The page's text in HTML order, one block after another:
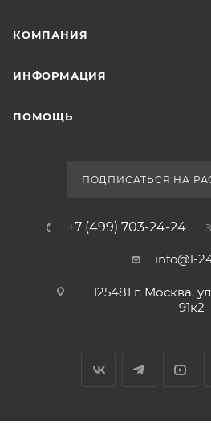
КОМПАНИЯ
ИНФОРМАЦИЯ
ПОМОЩЬ
ПОДПИСАТЬСЯ НА
+7 (499) 703-24-24
info@l-
125481 г. Москва,
91к2